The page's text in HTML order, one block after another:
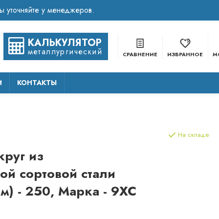
КАЛЬКУЛЯТОР
металлургический СРАВНЕНИЕ ИЗБРАННОЕ
КОНТАКТЫ
из
сортовой стали
- 250, Марка - 9ХС
На складе